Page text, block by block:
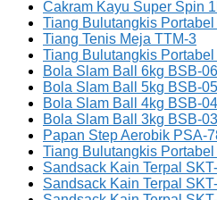
Cakram Kayu Super Spin
Tiang Bulutangkis
Tiang Tenis Meja TTM-3
Tiang Bulutangkis
Bola Slam Ball 6kg BSB-06
Bola Slam Ball 5kg BSB-05
Bola Slam Ball 4kg BSB-04
Bola Slam Ball 3kg BSB-03
Papan Step Aerobik PSA-
Tiang Bulutangkis
Sandsack Kain Terpal
Sandsack Kain Terpal